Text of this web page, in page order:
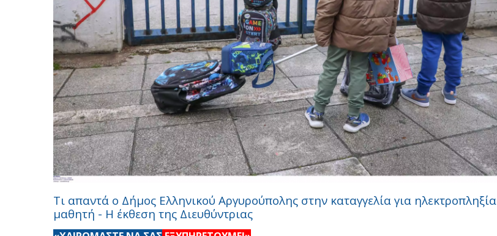
Τι απαντά ο Δήμος Ελληνικού Αργυρούπολης στην καταγγελία για ηλεκτροπληξία
μαθητή - Η έκθεση της Διευθύντριας